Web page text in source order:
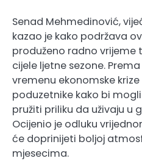
Senad Mehmedinović,
kazao je kako podržava
produženo radno vrijeme
cijele ljetne sezone.
vremenu ekonomske
poduzetnike kako bi
pružiti priliku da uživaju u
Ocijenio je odluku
će doprinijeti boljoj
mjesecima.